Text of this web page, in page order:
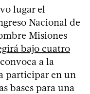
lugar el
Nacional de
Misiones
bajo cuatro
a la
participar en un
bases para una